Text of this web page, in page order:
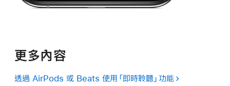
更多內容
透過 AirPods 或 Beats 使用「即時聆聽」功能